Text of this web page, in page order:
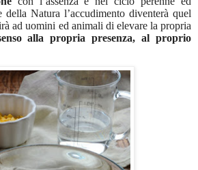
Natura l’accudimento diventerà quel
ad uomini ed animali di elevare la propria
alla propria presenza, al proprio